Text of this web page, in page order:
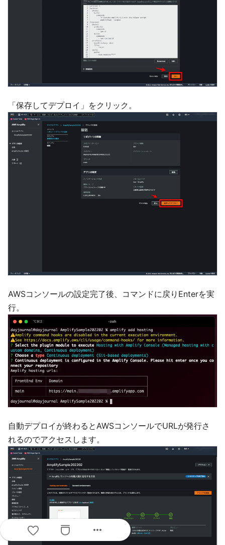
「保存してデプロイ」をクリック。
AWSコンソールの設定完了後、コマンドに戻りEnterを実
行。
自動デプロイが終わるとAWSコンソールでURLが発行さ
れるのでアクセスします。
more_horiz